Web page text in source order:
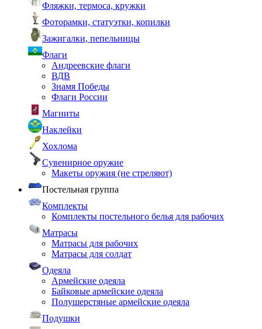
Фляжки, термоса, кружки
Фоторамки, статуэтки, копилки
Зажигалки, пепельницы
Флаги
Андреевские флаги
ВДВ
Знамя Победы
Флаги России
Магниты
Наклейки
Хохлома
Сувенирное оружие
Макеты оружия (не стреляют)
Постельная группа
Комплекты
Комплекты постельного белья для рабочих
Матрасы
Матрасы для рабочих
Матрасы для солдат
Одеяла
Армейские одеяла
Байковые армейские одеяла
Полушерстяные армейские одеяла
Подушки